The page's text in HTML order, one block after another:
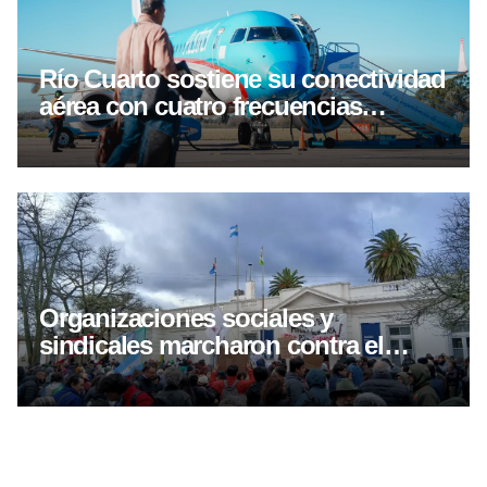
Río Cuarto sostiene su conectividad
aérea con cuatro frecuencias
semanales hacia Buenos Aires
Organizaciones sociales y
sindicales marcharon contra el
proyecto de inviolavilidad de
propiedad privada